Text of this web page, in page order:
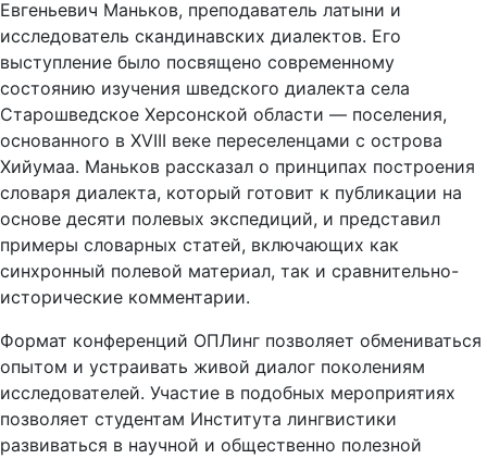
Евгеньевич Маньков, преподаватель латыни и
исследователь скандинавских диалектов. Его
выступление было посвящено современному
состоянию изучения шведского диалекта села
Старошведское Херсонской области — поселения,
основанного в XVIII веке переселенцами с острова
Хийумаа. Маньков рассказал о принципах построения
словаря диалекта, который готовит к публикации на
основе десяти полевых экспедиций, и представил
примеры словарных статей, включающих как
синхронный полевой материал, так и сравнительно-
исторические комментарии.
Формат конференций ОПЛинг позволяет обмениваться
опытом и устраивать живой диалог поколениям
исследователей. Участие в подобных мероприятиях
позволяет студентам Института лингвистики
развиваться в научной и общественно полезной